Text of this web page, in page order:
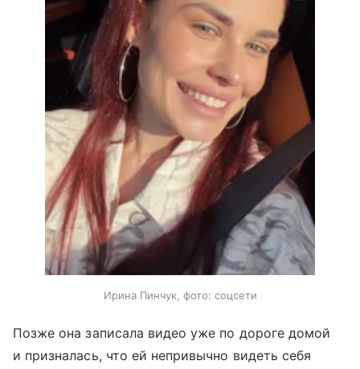
Ирина Пинчук, фото: соцсети
Позже она записала видео уже по дороге домой
и призналась, что ей непривычно видеть себя